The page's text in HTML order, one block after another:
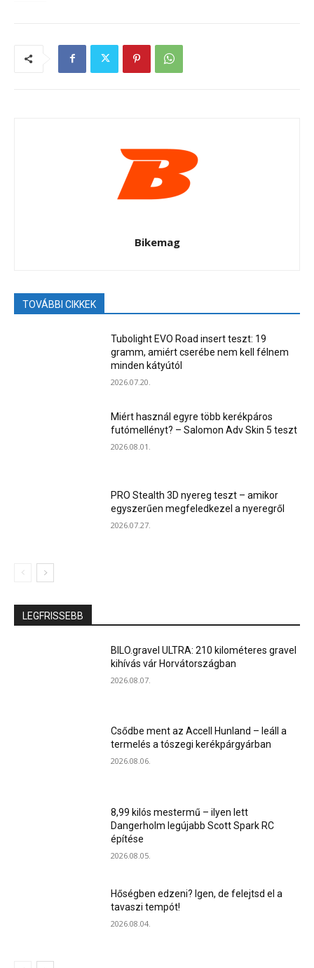
Bikemag
TOVÁBBI CIKKEK
Tubolight EVO Road insert teszt: 19
gramm, amiért cserébe nem kell félnem
minden kátyútól
2026.07.20.
Miért használ egyre több kerékpáros
futómellényt? – Salomon Adv Skin 5 teszt
2026.08.01.
PRO Stealth 3D nyereg teszt – amikor
egyszerűen megfeledkezel a nyeregről
2026.07.27.
LEGFRISSEBB
BILO.gravel ULTRA: 210 kilométeres gravel
kihívás vár Horvátországban
2026.08.07.
Csődbe ment az Accell Hunland – leáll a
termelés a tószegi kerékpárgyárban
2026.08.06.
8,99 kilós mestermű – ilyen lett
Dangerholm legújabb Scott Spark RC
építése
2026.08.05.
Hőségben edzeni? Igen, de felejtsd el a
tavaszi tempót!
2026.08.04.